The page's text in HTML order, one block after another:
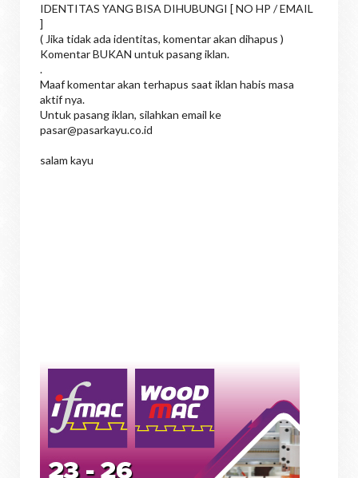
IDENTITAS YANG BISA DIHUBUNGI [ NO HP / EMAIL
]
( Jika tidak ada identitas, komentar akan dihapus )
Komentar BUKAN untuk pasang iklan.
.
Maaf komentar akan terhapus saat iklan habis masa
aktif nya.
Untuk pasang iklan, silahkan email ke
pasar@pasarkayu.co.id
salam kayu